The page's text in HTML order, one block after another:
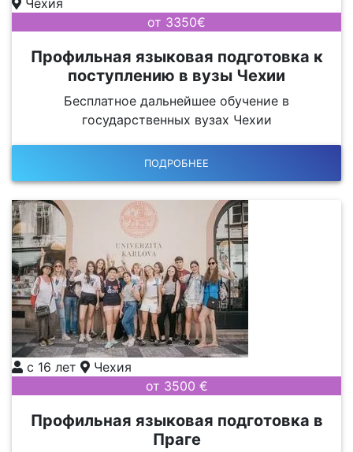
Чехия
от 3350€
Профильная языковая подготовка к
поступлению в вузы Чехии
Бесплатное дальнейшее обучение в
государственных вузах Чехии
ПОДРОБНЕЕ
с 16 лет
Чехия
от 3500 €
Профильная языковая подготовка в
Праге